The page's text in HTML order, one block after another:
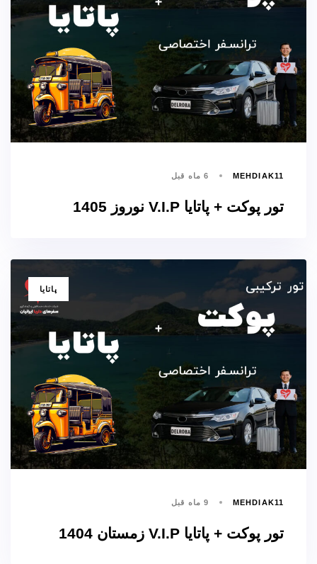
MEHDIAK11 6 ماه قبل
تور پوکت + پاتایا V.I.P نوروز 1405
برچسب
ها
پاتایا
MEHDIAK11 9 ماه قبل
تور پوکت + پاتایا V.I.P زمستان 1404